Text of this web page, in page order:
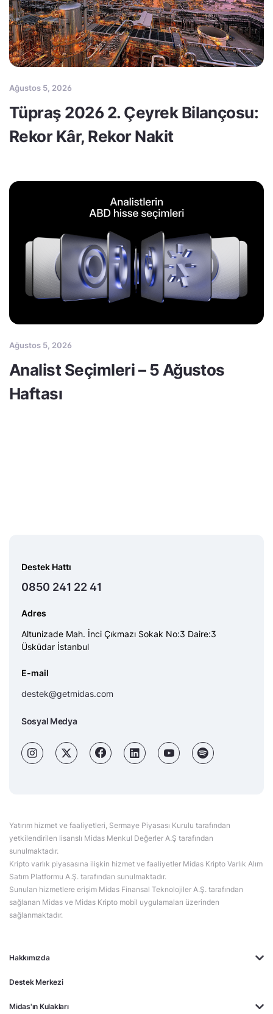
Ağustos 5, 2026
Tüpraş 2026 2. Çeyrek Bilançosu:
Rekor Kâr, Rekor Nakit
Ağustos 5, 2026
Analist Seçimleri – 5 Ağustos
Haftası
Hakkımızda
Destek Merkezi
Midas'ın Kulakları
Destek Hattı
0850 241 22 41
Adres
Altunizade Mah. İnci Çıkmazı Sokak No:3 Daire:3
Üsküdar İstanbul
E-mail
destek@getmidas.com
Sosyal Medya
Yatırım hizmet ve faaliyetleri, Sermaye Piyasası Kurulu tarafından
yetkilendirilen lisanslı Midas Menkul Değerler A.Ş tarafından
sunulmaktadır.
Kripto varlık piyasasına ilişkin hizmet ve faaliyetler Midas Kripto Varlık Alım
Satım Platformu A.Ş. tarafından sunulmaktadır.
Sunulan hizmetlere erişim Midas Finansal Teknolojiler A.Ş. tarafından
sağlanan Midas ve Midas Kripto mobil uygulamaları üzerinden
sağlanmaktadır.